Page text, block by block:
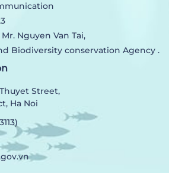
Nguyen Van Tai,
Biodiversity conservation Agency .
Street,
Ha Noi